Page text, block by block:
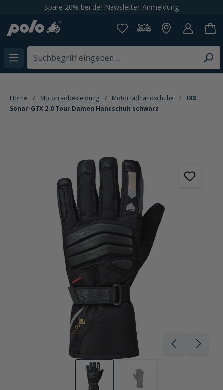
springenSpare 20% bei der Newsletter-Anmeldung
Home Motorradbekleidung Motorradhandschuhe
IXS
Sonar-GTX 2.0 Tour Damen Handschuh schwarz
Bildergalerie überspringen